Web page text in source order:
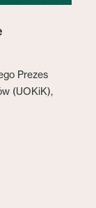
Prezes
(UOKiK),